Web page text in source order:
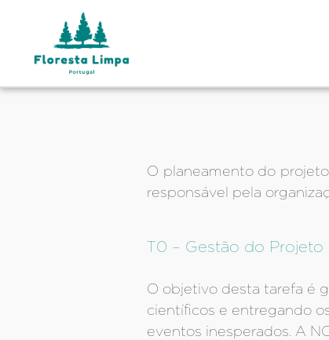
O planeamento do
responsável pela
T0 – Gestão do Projeto
O objetivo desta tarefa é
científicos e entregando
eventos inesperados. A